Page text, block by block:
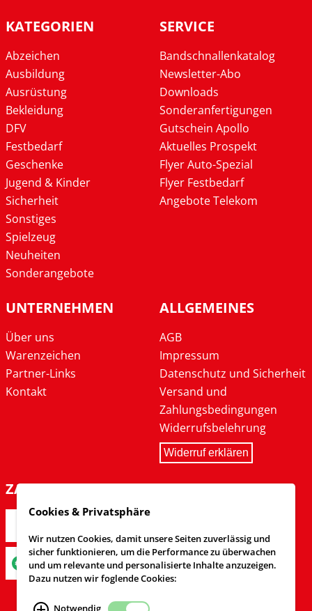
KATEGORIEN
Abzeichen
Ausbildung
Ausrüstung
Bekleidung
DFV
Festbedarf
Geschenke
Jugend & Kinder
Sicherheit
Sonstiges
Spielzeug
Neuheiten
Sonderangebote
SERVICE
Bandschnallenkatalog
Newsletter-Abo
Downloads
Sonderanfertigungen
Gutschein Apollo
Aktuelles Prospekt
Flyer Auto-Spezial
Flyer Festbedarf
Angebote Telekom
UNTERNEHMEN
Über uns
Warenzeichen
Partner-Links
Kontakt
ALLGEMEINES
AGB
Impressum
Datenschutz und Sicherheit
Versand und
Zahlungsbedingungen
Widerrufsbelehrung
Widerruf erklären
ZAHLARTEN
Cookies & Privatsphäre
Wir nutzen Cookies, damit unsere Seiten zuverlässig und
sicher funktionieren, um die Performance zu überwachen
und um relevante und personalisierte Inhalte anzuzeigen.
Dazu nutzen wir foglende Cookies: